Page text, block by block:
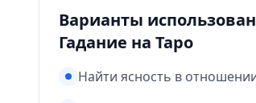
Варианты
Гадание на Таро
Найти ясность в